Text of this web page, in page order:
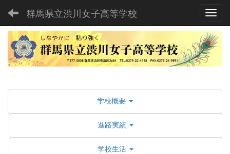
群馬県立渋川女子高等学校
学校概要
進路実績
学校生活